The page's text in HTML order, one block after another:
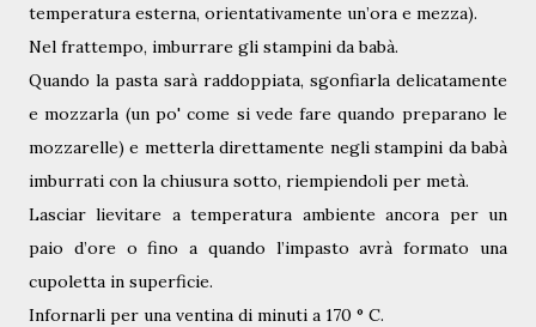
temperatura esterna, orientativamente un’ora e mezza).
Nel frattempo, imburrare gli stampini da babà.
Quando la pasta sarà raddoppiata, sgonfiarla delicatamente
e mozzarla (un po' come si vede fare quando preparano le
mozzarelle) e metterla direttamente negli stampini da babà
imburrati con la chiusura sotto, riempiendoli per metà.
Lasciar lievitare a temperatura ambiente ancora per un
paio d’ore o fino a quando l’impasto avrà formato una
cupoletta in superficie.
Infornarli per una ventina di minuti a 170 ° C.